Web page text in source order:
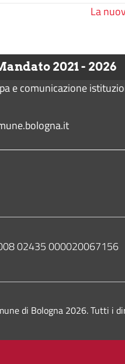
La
2021 - 2026
e comunicazione
02435 000020067156
di Bologna 2026. Tutti i